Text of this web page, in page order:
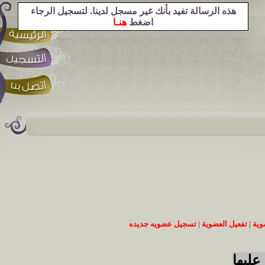
|تفعيل العضوية |تسجيل عضويه جديده
هذه الرسالة تفيد بأنك غير مسجل لدينا. لتسجيل الرجاء
اضغط هنـا